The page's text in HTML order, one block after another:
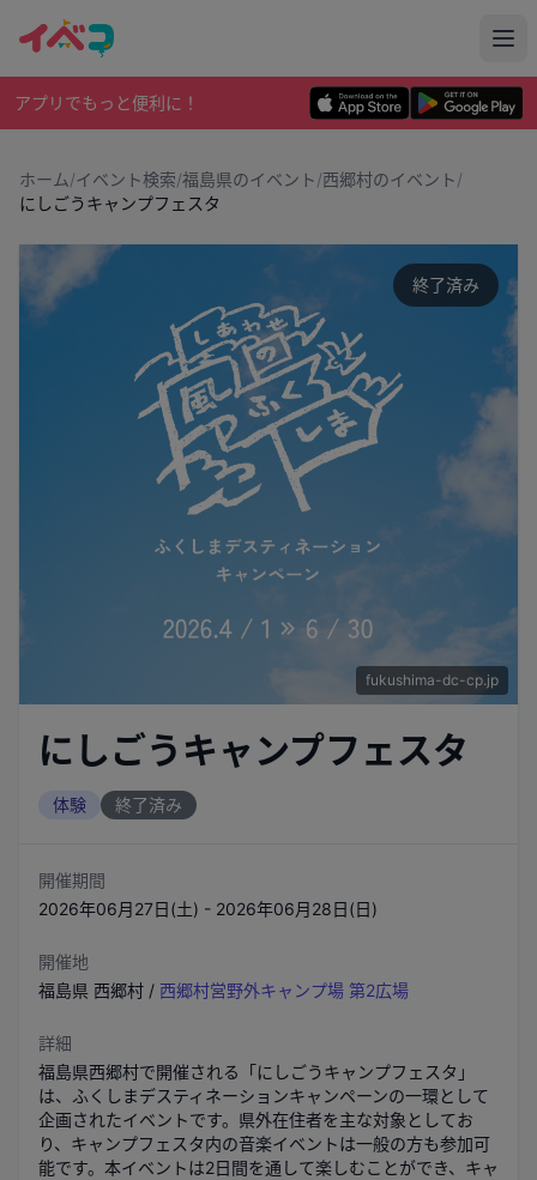
アプリでもっと便利に！
ホーム/イベント検索/福島県のイベント/西郷村のイベント/
にしごうキャンプフェスタ
fukushima-dc-cp.jp
終了済み
にしごうキャンプフェスタ
体験 終了済み
開催期間
2026年06月27日(土) - 2026年06月28日(日)
開催地
福島県 西郷村 / 西郷村営野外キャンプ場 第2広場
詳細
福島県西郷村で開催される「にしごうキャンプフェスタ」
は、ふくしまデスティネーションキャンペーンの一環として
企画されたイベントです。県外在住者を主な対象としてお
り、キャンプフェスタ内の音楽イベントは一般の方も参加可
能です。本イベントは2日間を通して楽しむことができ、キャ